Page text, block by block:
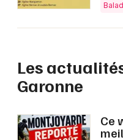
Les
Garonne
Ce